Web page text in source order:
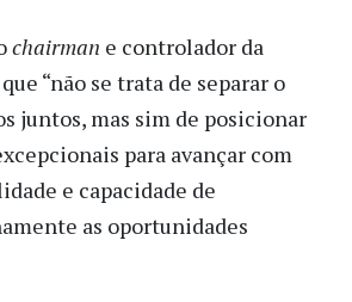
chairman e controlador da
“não se trata de separar o
juntos, mas sim de posicionar
para avançar com
e capacidade de
as oportunidades